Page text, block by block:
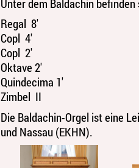
Unter dem Baldachin
Regal 8'
Copl 4'
Copl 2'
Oktave 2'
Quindecima 1'
Zimbel II
Die Baldachin-Orgel ist eine
und Nassau (EKHN).